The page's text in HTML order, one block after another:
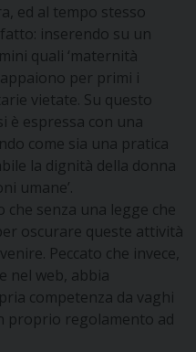
ed al tempo stesso
inserendo su un
quali ‘maternità
per primi i
vietate. Su questo
è espressa con una
come sia una pratica
la dignità della donna
umane’.
che senza una legge che
oscurare queste attività
Peccato che invece,
nel web, abbia
competenza da vaghi
proprio regolamento ad